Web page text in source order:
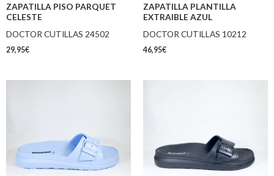
ZAPATILLA PISO PARQUET
CELESTE
DOCTOR CUTILLAS 24502
29,95€
ZAPATILLA PLANTILLA
EXTRAIBLE AZUL
DOCTOR CUTILLAS 10212
46,95€